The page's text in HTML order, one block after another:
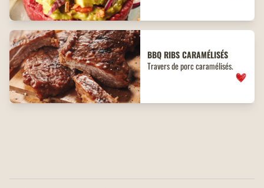
BBQRIBSCARAMÉLISÉS
Travers de porc caramélisés.